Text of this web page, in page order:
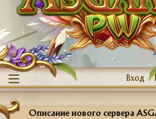
Вход
Описание нового сервера